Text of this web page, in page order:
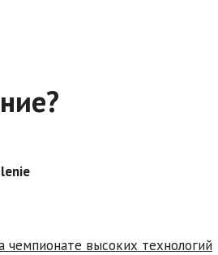
высоких технологий